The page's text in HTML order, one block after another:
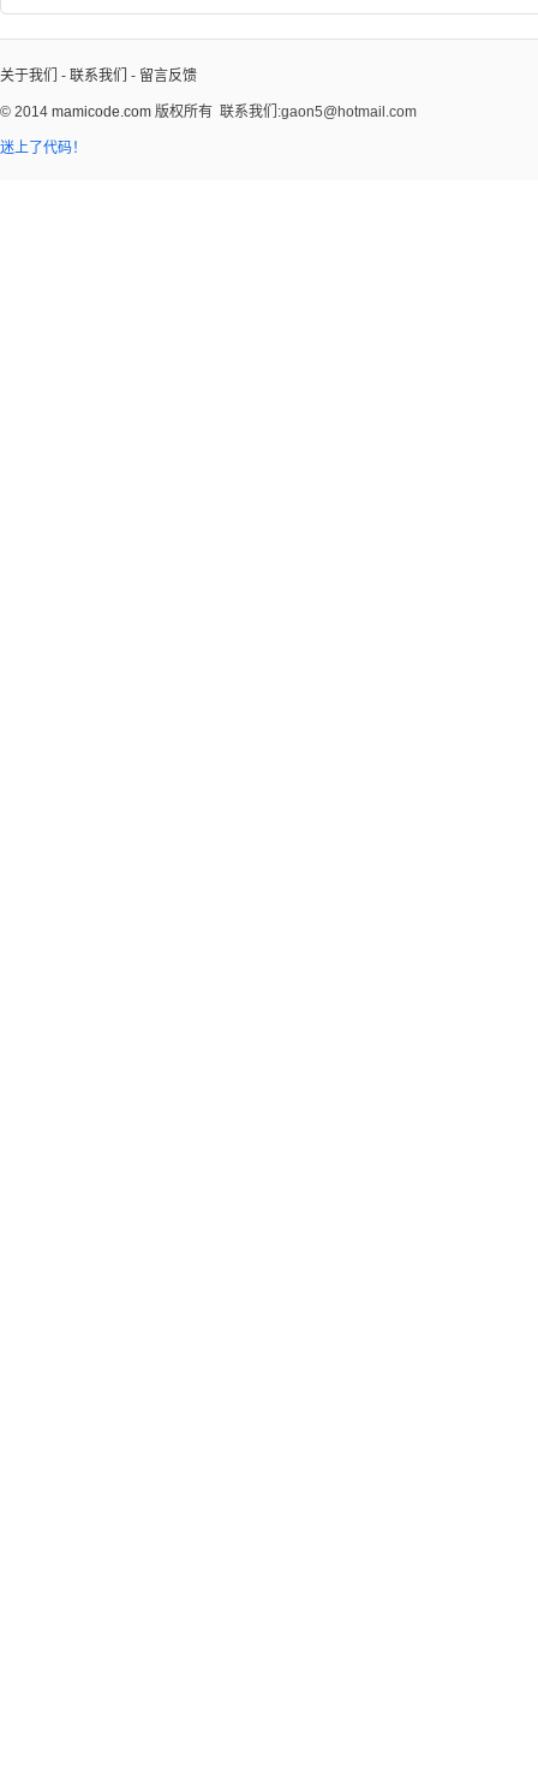
关于我们 - 联系我们 - 留言反馈
© 2014 mamicode.com 版权所有 联系我们:gaon5@hotmail.com
迷上了代码！